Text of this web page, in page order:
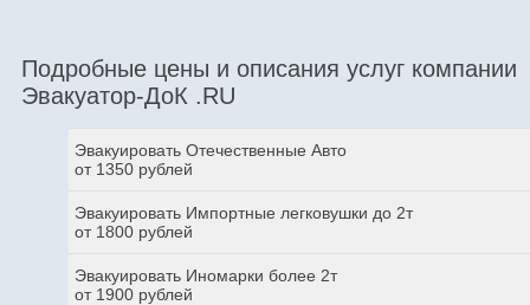
Подробные цены и описания услуг компании
Эвакуатор-ДоК .RU
Эвакуировать Отечественные Авто
от 1350 рублей
Эвакуировать Импортные легковушки до 2т
от 1800 рублей
Эвакуировать Иномарки более 2т
от 1900 рублей